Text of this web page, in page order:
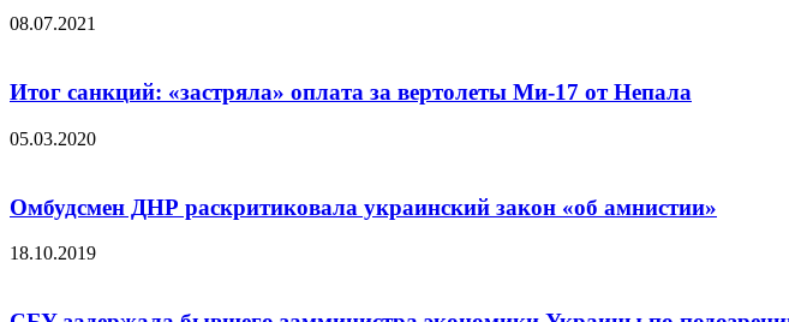
08.07.2021
Итог санкций: «застряла» оплата за вертолеты Ми-17 от Непала
05.03.2020
Омбудсмен ДНР раскритиковала украинский закон «об амнистии»
18.10.2019